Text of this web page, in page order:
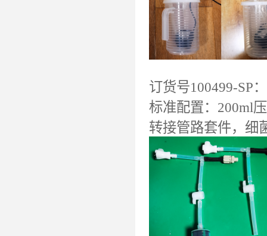
订货号100499-SP
标准配置：200ml
转接管路套件，细